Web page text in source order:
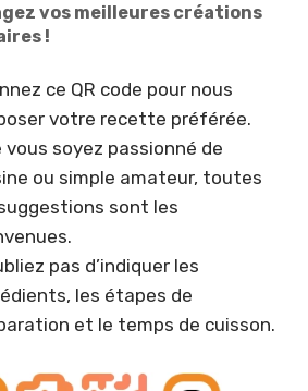
vos meilleures créations
!
ce QR code pour nous
votre recette préférée.
vous soyez passionné de
ou simple amateur, toutes
sont les
pas d’indiquer les
les étapes de
et le temps de cuisson.